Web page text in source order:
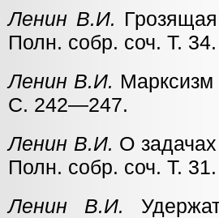
Ленин В.И.
Полн. собр. соч. Т.
Ленин В.И. Марксизм
С. 242—247.
Ленин В.И. О
Полн. собр. соч. Т.
Ленин В.И.